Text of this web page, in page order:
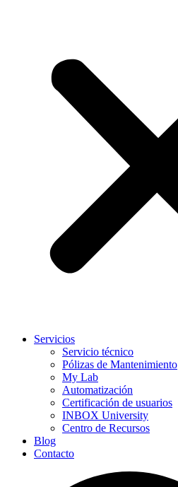
Servicios
Servicio técnico
Pólizas de Mantenimiento
My Lab
Automatización
Certificación de usuarios
INBOX University
Centro de Recursos
Blog
Contacto